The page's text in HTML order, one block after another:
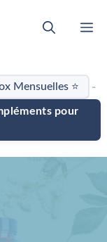
Mensuelles ⭐ -
pour